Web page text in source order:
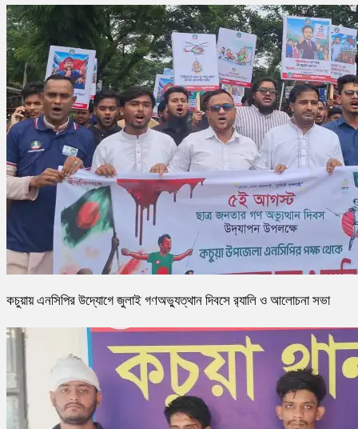
কচুয়ায় এনসিপির উদ্যোগে জুলাই গণঅভ্যুত্থান দিবসে র‌্যালি ও আলোচনা সভা